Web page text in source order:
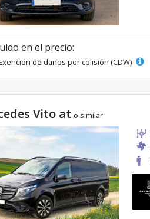
en el precio:
de daños por colisión (CDW)
Vito at o similar